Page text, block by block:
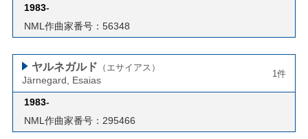
1983-
NML作曲家番号：56348
ヤルネガルド （エサイアス）
Järnegard, Esaias
1件
1983-
NML作曲家番号：295466